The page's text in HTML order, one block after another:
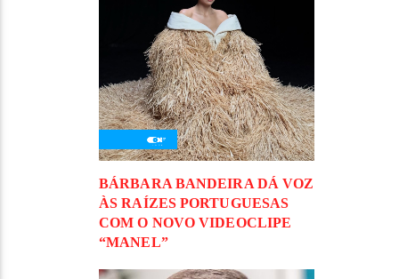
BÁRBARA BANDEIRA DÁ VOZ
ÀS RAÍZES PORTUGUESAS
COM O NOVO VIDEOCLIPE
“MANEL”